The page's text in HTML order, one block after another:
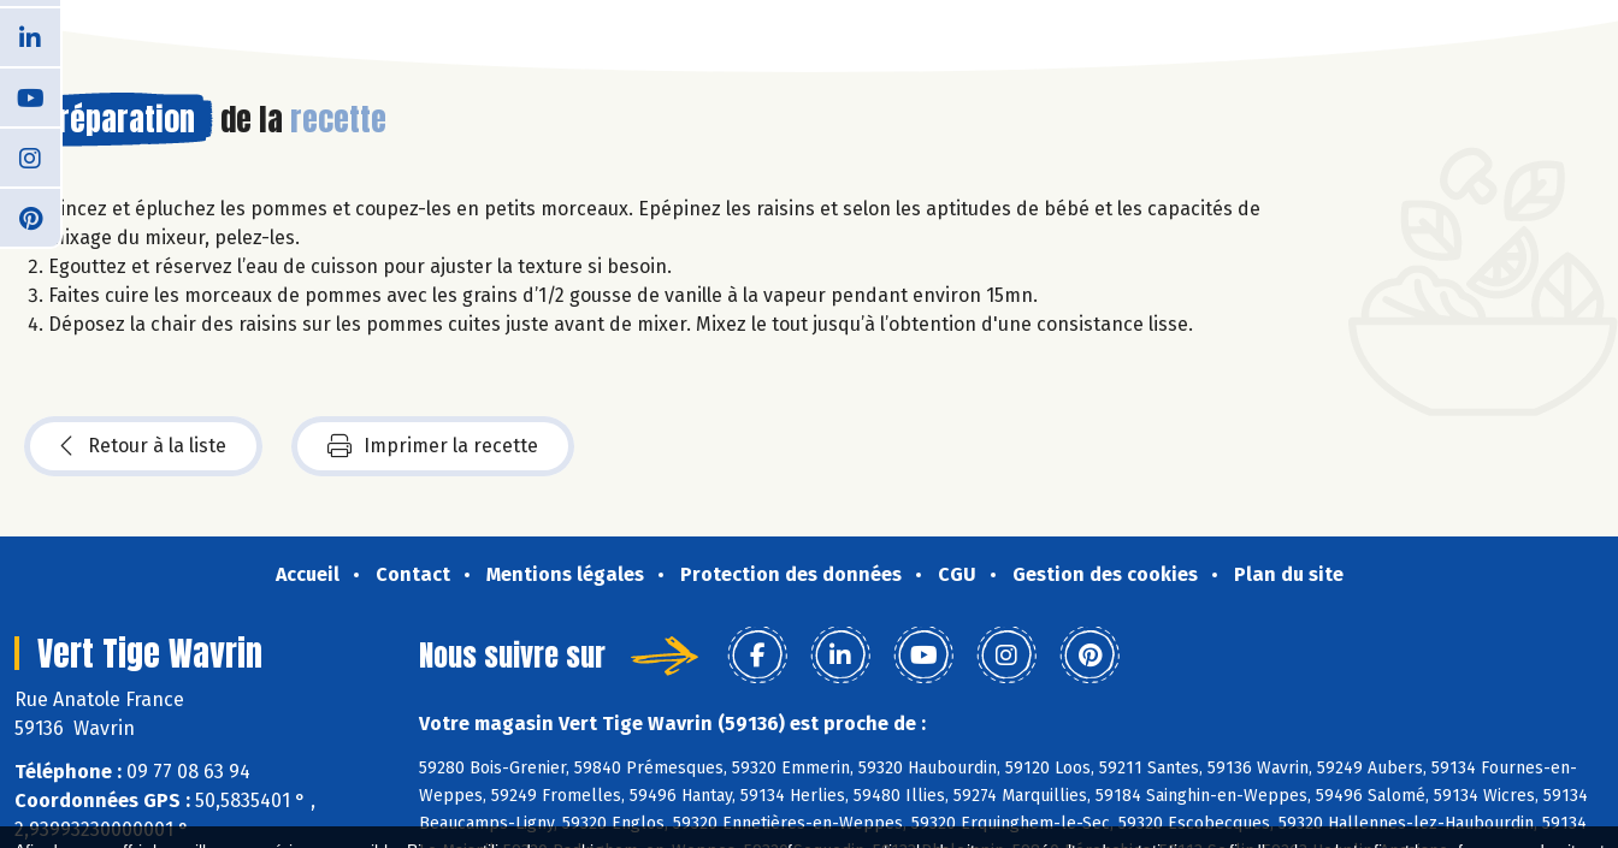
Préparation de la recette
Rincez et épluchez les pommes et coupez-les en petits morceaux. Epépinez les raisins et selon les aptitudes de bébé et les capacités de
mixage du mixeur, pelez-les.
Egouttez et réservez l’eau de cuisson pour ajuster la texture si besoin.
Faites cuire les morceaux de pommes avec les grains d’1/2 gousse de vanille à la vapeur pendant environ 15mn.
Déposez la chair des raisins sur les pommes cuites juste avant de mixer. Mixez le tout jusqu’à l’obtention d'une consistance lisse.
Retour à la liste Imprimer la recette
Accueil Contact Mentions légales Protection des données CGU Gestion des cookies Plan du site
Vert Tige Wavrin
Rue Anatole France
59136 Wavrin
Téléphone : 09 77 08 63 94
Coordonnées GPS : 50,5835401 ° ,
2,93993230000001 °
Nous suivre sur
Votre magasin Vert Tige Wavrin (59136) est proche de :
59280 Bois-Grenier, 59840 Prémesques, 59320 Emmerin, 59320 Haubourdin, 59120 Loos, 59211 Santes, 59136 Wavrin, 59249 Aubers, 59134 Fournes-en-
Weppes, 59249 Fromelles, 59496 Hantay, 59134 Herlies, 59480 Illies, 59274 Marquillies, 59184 Sainghin-en-Weppes, 59496 Salomé, 59134 Wicres, 59134
Beaucamps-Ligny, 59320 Englos, 59320 Ennetières-en-Weppes, 59320 Erquinghem-le-Sec, 59320 Escobecques, 59320 Hallennes-lez-Haubourdin, 59134